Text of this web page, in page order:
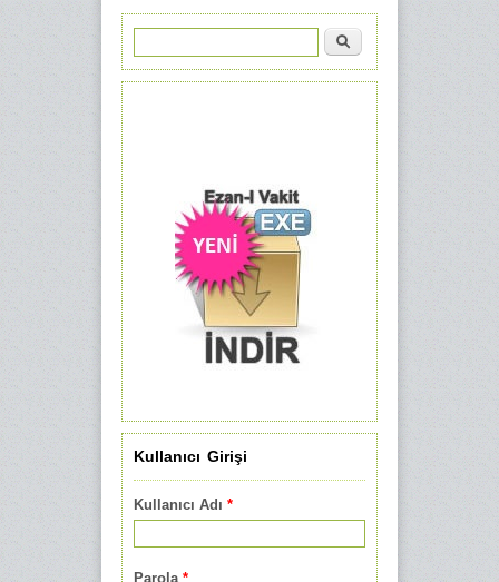
Arama formu
Ara
Kullanıcı Girişi
Kullanıcı Adı *
Parola *